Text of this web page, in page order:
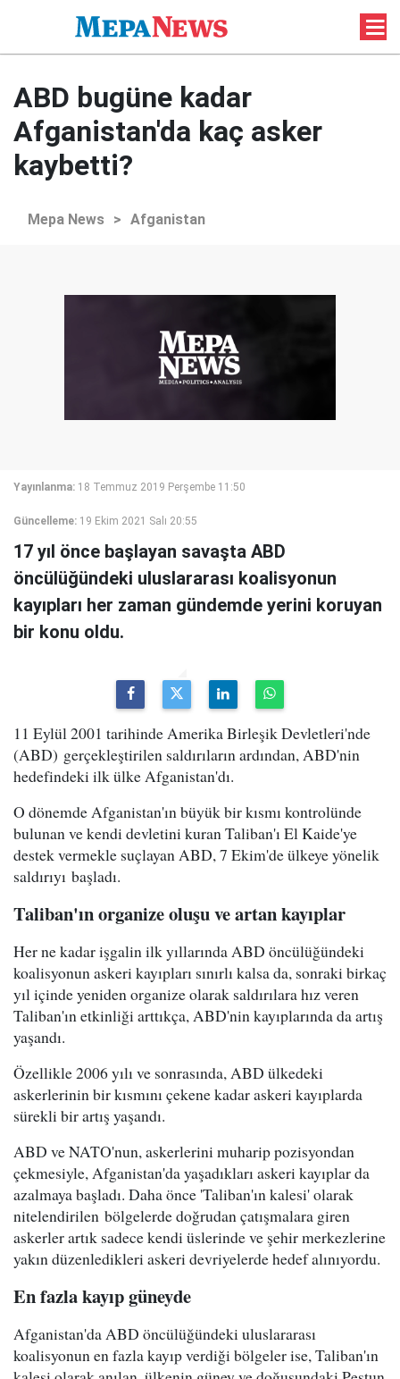
ABD bugüne kadar
Afganistan'da kaç asker
kaybetti?
Mepa News > Afganistan
Yayınlanma: 18 Temmuz 2019 Perşembe 11:50
Güncelleme: 19 Ekim 2021 Salı 20:55
17 yıl önce başlayan savaşta ABD
öncülüğündeki uluslararası koalisyonun
kayıpları her zaman gündemde yerini koruyan
bir konu oldu.
11 Eylül 2001 tarihinde Amerika Birleşik Devletleri'nde
(ABD) gerçekleştirilen saldırıların ardından, ABD'nin
hedefindeki ilk ülke Afganistan'dı.
O dönemde Afganistan'ın büyük bir kısmı kontrolünde
bulunan ve kendi devletini kuran Taliban'ı El Kaide'ye
destek vermekle suçlayan ABD, 7 Ekim'de ülkeye yönelik
saldırıyı başladı.
Taliban'ın organize oluşu ve artan kayıplar
Her ne kadar işgalin ilk yıllarında ABD öncülüğündeki
koalisyonun askeri kayıpları sınırlı kalsa da, sonraki birkaç
yıl içinde yeniden organize olarak saldırılara hız veren
Taliban'ın etkinliği arttıkça, ABD'nin kayıplarında da artış
yaşandı.
Özellikle 2006 yılı ve sonrasında, ABD ülkedeki
askerlerinin bir kısmını çekene kadar askeri kayıplarda
sürekli bir artış yaşandı.
ABD ve NATO'nun, askerlerini muharip pozisyondan
çekmesiyle, Afganistan'da yaşadıkları askeri kayıplar da
azalmaya başladı. Daha önce 'Taliban'ın kalesi' olarak
nitelendirilen bölgelerde doğrudan çatışmalara giren
askerler artık sadece kendi üslerinde ve şehir merkezlerine
yakın düzenledikleri askeri devriyelerde hedef alınıyordu.
En fazla kayıp güneyde
Afganistan'da ABD öncülüğündeki uluslararası
koalisyonun en fazla kayıp verdiği bölgeler ise, Taliban'ın